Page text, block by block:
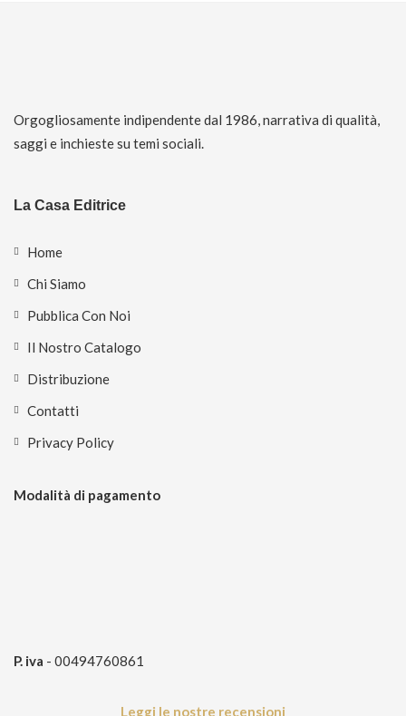
Orgogliosamente indipendente dal 1986, narrativa di qualità,
saggi e inchieste su temi sociali.
La Casa Editrice
Home
Chi Siamo
Pubblica Con Noi
Il Nostro Catalogo
Distribuzione
Contatti
Privacy Policy
Modalità di pagamento
P. iva - 00494760861
Leggi le nostre recensioni